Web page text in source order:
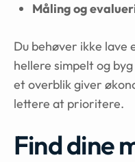
Måling og
Du behøver ikke
hellere simpelt og
et overblik giver
lettere at prioritere.
Find dine